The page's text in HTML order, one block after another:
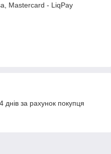
Mastercard - LiqPay
за рахунок покупця